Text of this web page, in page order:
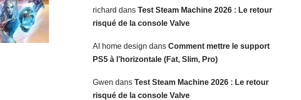
richard dans Test Steam Machine 2026 : Le retour
risqué de la console Valve
AI home design dans Comment mettre le support
PS5 à l’horizontale (Fat, Slim, Pro)
Gwen dans Test Steam Machine 2026 : Le retour
risqué de la console Valve